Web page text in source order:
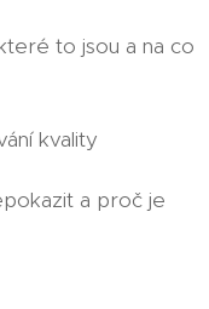
to jsou a na co
kvality
a proč je